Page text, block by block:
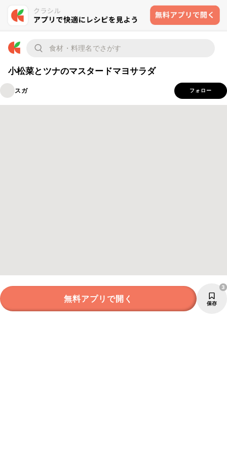
小松菜とツナのマスタードマヨサラダ
スガ フォロー
無料アプリで開く 保存
3